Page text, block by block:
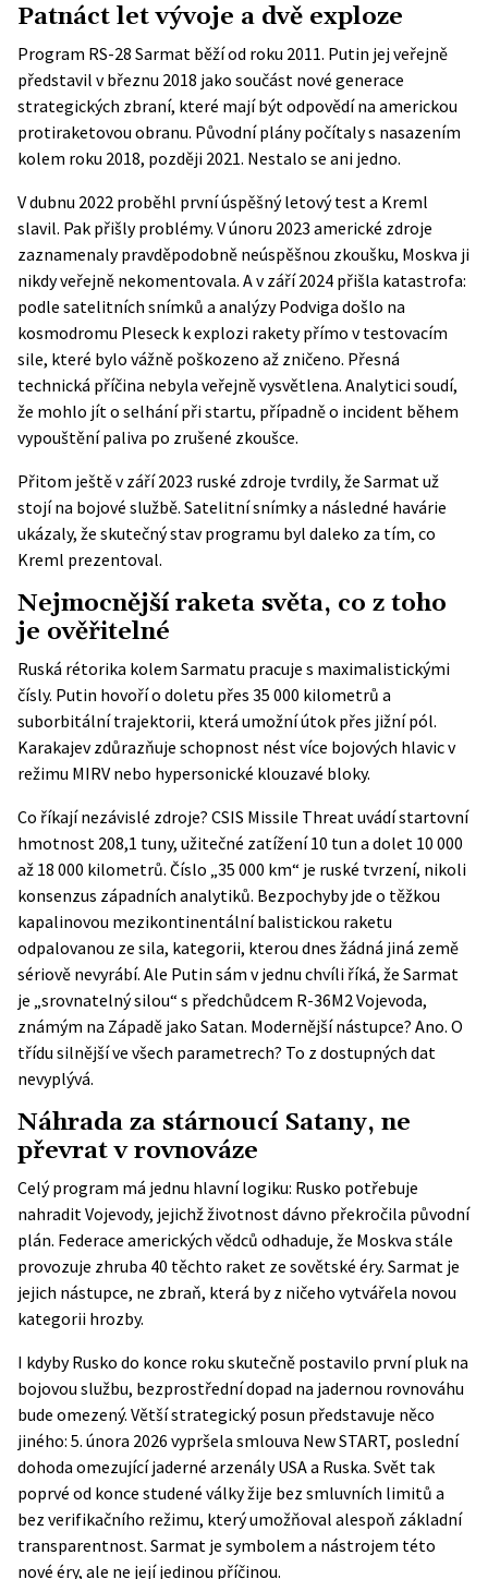
Patnáct let vývoje a dvě exploze
Program RS-28 Sarmat běží od roku 2011. Putin jej veřejně
představil v březnu 2018 jako součást nové generace
strategických zbraní, které mají být odpovědí na americkou
protiraketovou obranu. Původní plány počítaly s nasazením
kolem roku 2018, později 2021. Nestalo se ani jedno.
V dubnu 2022 proběhl první úspěšný letový test a Kreml
slavil. Pak přišly problémy. V únoru 2023 americké zdroje
zaznamenaly pravděpodobně neúspěšnou zkoušku, Moskva ji
nikdy veřejně nekomentovala. A v září 2024 přišla katastrofa:
podle satelitních snímků a analýzy Podviga došlo na
kosmodromu Pleseck k explozi rakety přímo v testovacím
sile, které bylo vážně poškozeno až zničeno. Přesná
technická příčina nebyla veřejně vysvětlena. Analytici soudí,
že mohlo jít o selhání při startu, případně o incident během
vypouštění paliva po zrušené zkoušce.
Přitom ještě v září 2023 ruské zdroje tvrdily, že Sarmat už
stojí na bojové službě. Satelitní snímky a následné havárie
ukázaly, že skutečný stav programu byl daleko za tím, co
Kreml prezentoval.
Nejmocnější raketa světa, co z toho
je ověřitelné
Ruská rétorika kolem Sarmatu pracuje s maximalistickými
čísly. Putin hovoří o doletu přes 35 000 kilometrů a
suborbitální trajektorii, která umožní útok přes jižní pól.
Karakajev zdůrazňuje schopnost nést více bojových hlavic v
režimu MIRV nebo hypersonické klouzavé bloky.
Co říkají nezávislé zdroje? CSIS Missile Threatuvádí startovní
hmotnost 208,1 tuny, užitečné zatížení 10 tun a dolet 10 000
až 18 000 kilometrů. Číslo „35 000 km“ je ruské tvrzení, nikoli
konsenzus západních analytiků. Bezpochyby jde o těžkou
kapalinovou mezikontinentální balistickou raketu
odpalovanou ze sila, kategorii, kterou dnes žádná jiná země
sériově nevyrábí. Ale Putin sám v jednu chvíli říká, že Sarmat
je „srovnatelný silou“ s předchůdcem R-36M2 Vojevoda,
známým na Západě jako Satan. Modernější nástupce? Ano. O
třídu silnější ve všech parametrech? To z dostupných dat
nevyplývá.
Náhrada za stárnoucí Satany, ne
převrat v rovnováze
Celý program má jednu hlavní logiku: Rusko potřebuje
nahradit Vojevody, jejichž životnost dávno překročila původní
plán. Federace amerických vědců odhaduje, že Moskva stále
provozuje zhruba 40 těchto raket ze sovětské éry. Sarmat je
jejich nástupce, ne zbraň, která by z ničeho vytvářela novou
kategorii hrozby.
I kdyby Rusko do konce roku skutečně postavilo první pluk na
bojovou službu, bezprostřední dopad na jadernou rovnováhu
bude omezený. Větší strategický posun představuje něco
jiného: 5. února 2026 vypršela smlouva New START, poslední
dohoda omezující jaderné arzenály USA a Ruska. Svět tak
poprvé od konce studené války žije bez smluvních limitů a
bez verifikačního režimu, který umožňoval alespoň základní
transparentnost. Sarmat je symbolem a nástrojem této
nové éry, ale ne její jedinou příčinou.